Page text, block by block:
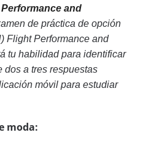
and
de práctica de opción
Flight Performance and
tu habilidad para identificar
dos a tres respuestas
móvil para estudiar
moda: